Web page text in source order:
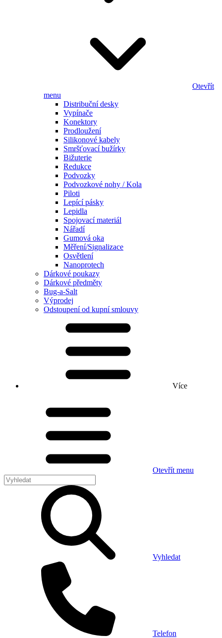
Otevřít
menu
Distribuční desky
Vypínače
Konektory
Prodloužení
Silikonové kabely
Smršťovací bužírky
Bižuterie
Redukce
Podvozky
Podvozkové nohy / Kola
Piloti
Lepící pásky
Lepidla
Spojovací materiál
Nářadí
Gumová oka
Měření/Signalizace
Osvětlení
Nanoprotech
Dárkové poukazy
Dárkové předměty
Bug-a-Salt
Výprodej
Odstoupení od kupní smlouvy
Více
Otevřít menu
Vyhledat
Telefon